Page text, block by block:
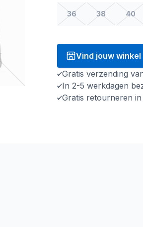
36 38 40
Vind jouw winkel
Gratis verzending
In 2-5 werkdagen
Gratis retourneren